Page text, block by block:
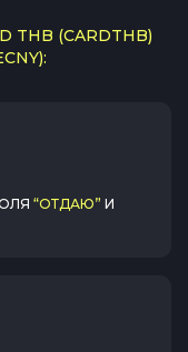
THB (CARDTHB)
“ОТДАЮ” И